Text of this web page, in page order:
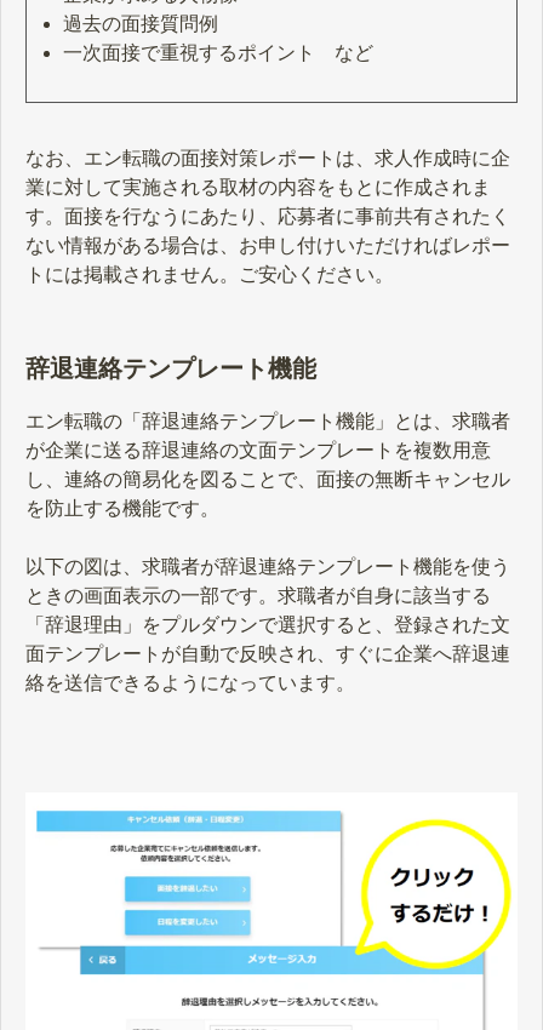
過去の面接質問例
一次面接で重視するポイント など
なお、エン転職の面接対策レポートは、求人作成時に企
業に対して実施される取材の内容をもとに作成されま
す。面接を行なうにあたり、応募者に事前共有されたく
ない情報がある場合は、お申し付けいただければレポー
トには掲載されません。ご安心ください。
辞退連絡テンプレート機能
エン転職の「辞退連絡テンプレート機能」とは、求職者
が企業に送る辞退連絡の文面テンプレートを複数用意
し、連絡の簡易化を図ることで、面接の無断キャンセル
を防止する機能です。
以下の図は、求職者が辞退連絡テンプレート機能を使う
ときの画面表示の一部です。求職者が自身に該当する
「辞退理由」をプルダウンで選択すると、登録された文
面テンプレートが自動で反映され、すぐに企業へ辞退連
絡を送信できるようになっています。